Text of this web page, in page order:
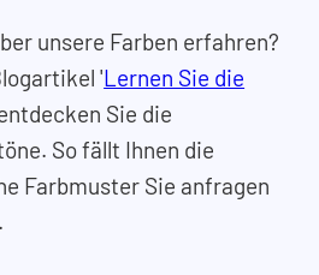
unsere Farben erfahren?
'Lernen Sie die
Sie die
So fällt Ihnen die
Farbmuster Sie anfragen